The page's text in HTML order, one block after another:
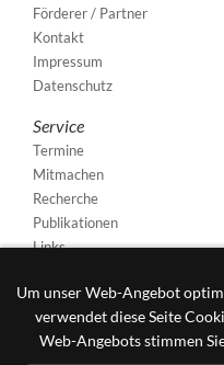
Um unser Web-Angebot
verwendet diese Seite
Web-Angebots stimmen
Förderer / Partner
Kontakt
Impressum
Datenschutz
Service
Termine
Mitmachen
Recherche
Publikationen
Links